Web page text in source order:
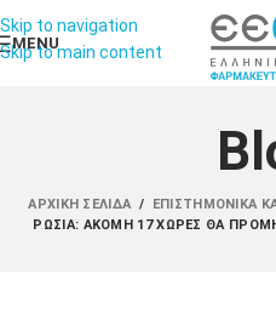
Skip to navigation
Skip to main content
MENU
ΑΡΧΙΚΉ ΣΕΛΊΔΑ / ΕΠΙΣΤΗΜΟΝΙΚΆ
ΡΩΣΊΑ: ΑΚΌΜΗ 17 ΧΏΡΕΣ ΘΑ